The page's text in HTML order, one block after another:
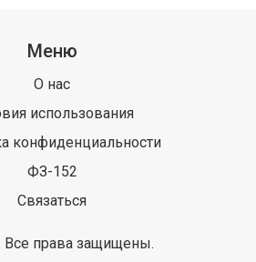
сухой статистики.
Меню
О нас
использования
конфиденциальности
ФЗ-152
Связаться
Все права защищены.